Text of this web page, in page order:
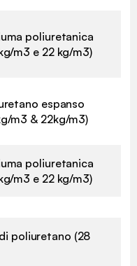
poliuretanica
m3 e 22 kg/m3)
espanso
m3 & 22kg/m3)
poliuretanica
m3 e 22 kg/m3)
poliuretano (28